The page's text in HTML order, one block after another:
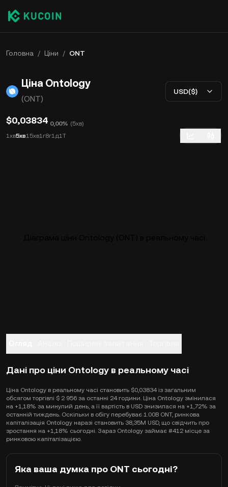
Головна / Ціни / ONT
Ціна Ontology
(ONT)
USD($)
$0,03834 0,00% (5хв)
1хв5хв15хв1г8г1д1Т
Дані про ціни Ontology в реальному часі
Ціна Ontology в реальному часі становить $0,03834 із загальним
обсягом торгівлі $ 2 956 за останні 24 години. Ціна Ontology змінилася
на +1,18% за минулий день, а її вартість в USD знизилася на +1,72% за
останній тиждень. Оскільки в обігу перебуває 1.00B ONT, ринкова
капіталізація Ontology наразі становить 38,35M USD, що свідчить про
зростання на +1,18% сьогодні. Зараз Ontology займає #412 місце за
ринковою капіталізацією.
Яка ваша думка про ONT сьогодні?